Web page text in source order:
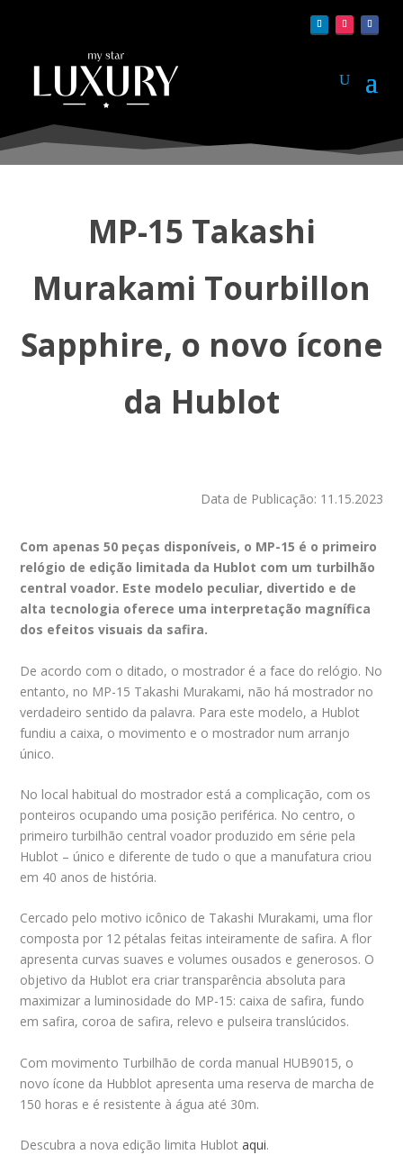
MP-15 Takashi
Murakami Tourbillon
Sapphire, o novo ícone
da Hublot
Data de Publicação: 11.15.2023
Com apenas 50 peças disponíveis, o MP-15 é o primeiro
relógio de edição limitada da Hublot com um turbilhão
central voador. Este modelo peculiar, divertido e de
alta tecnologia oferece uma interpretação magnífica
dos efeitos visuais da safira.
De acordo com o ditado, o mostrador é a face do relógio. No
entanto, no MP-15 Takashi Murakami, não há mostrador no
verdadeiro sentido da palavra. Para este modelo, a Hublot
fundiu a caixa, o movimento e o mostrador num arranjo
único.
No local habitual do mostrador está a complicação, com os
ponteiros ocupando uma posição periférica. No centro, o
primeiro turbilhão central voador produzido em série pela
Hublot – único e diferente de tudo o que a manufatura criou
em 40 anos de história.
Cercado pelo motivo icônico de Takashi Murakami, uma flor
composta por 12 pétalas feitas inteiramente de safira. A flor
apresenta curvas suaves e volumes ousados e generosos. O
objetivo da Hublot era criar transparência absoluta para
maximizar a luminosidade do MP-15: caixa de safira, fundo
em safira, coroa de safira, relevo e pulseira translúcidos.
Com movimento Turbilhão de corda manual HUB9015, o
novo ícone da Hubblot apresenta uma reserva de marcha de
150 horas e é resistente à água até 30m.
Descubra a nova edição limita Hublotaqui.